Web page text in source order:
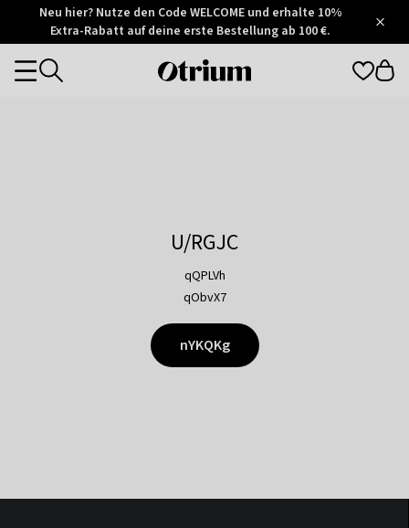
Otrium
Trustpilot
Neu hier? Nutze den Code WELCOME und erhalte 10%
Extra-Rabatt auf deine erste Bestellung ab 100 €.
Otrium
Categories
U/RGJC
qQPLVh
qObvX7
nYKQKg